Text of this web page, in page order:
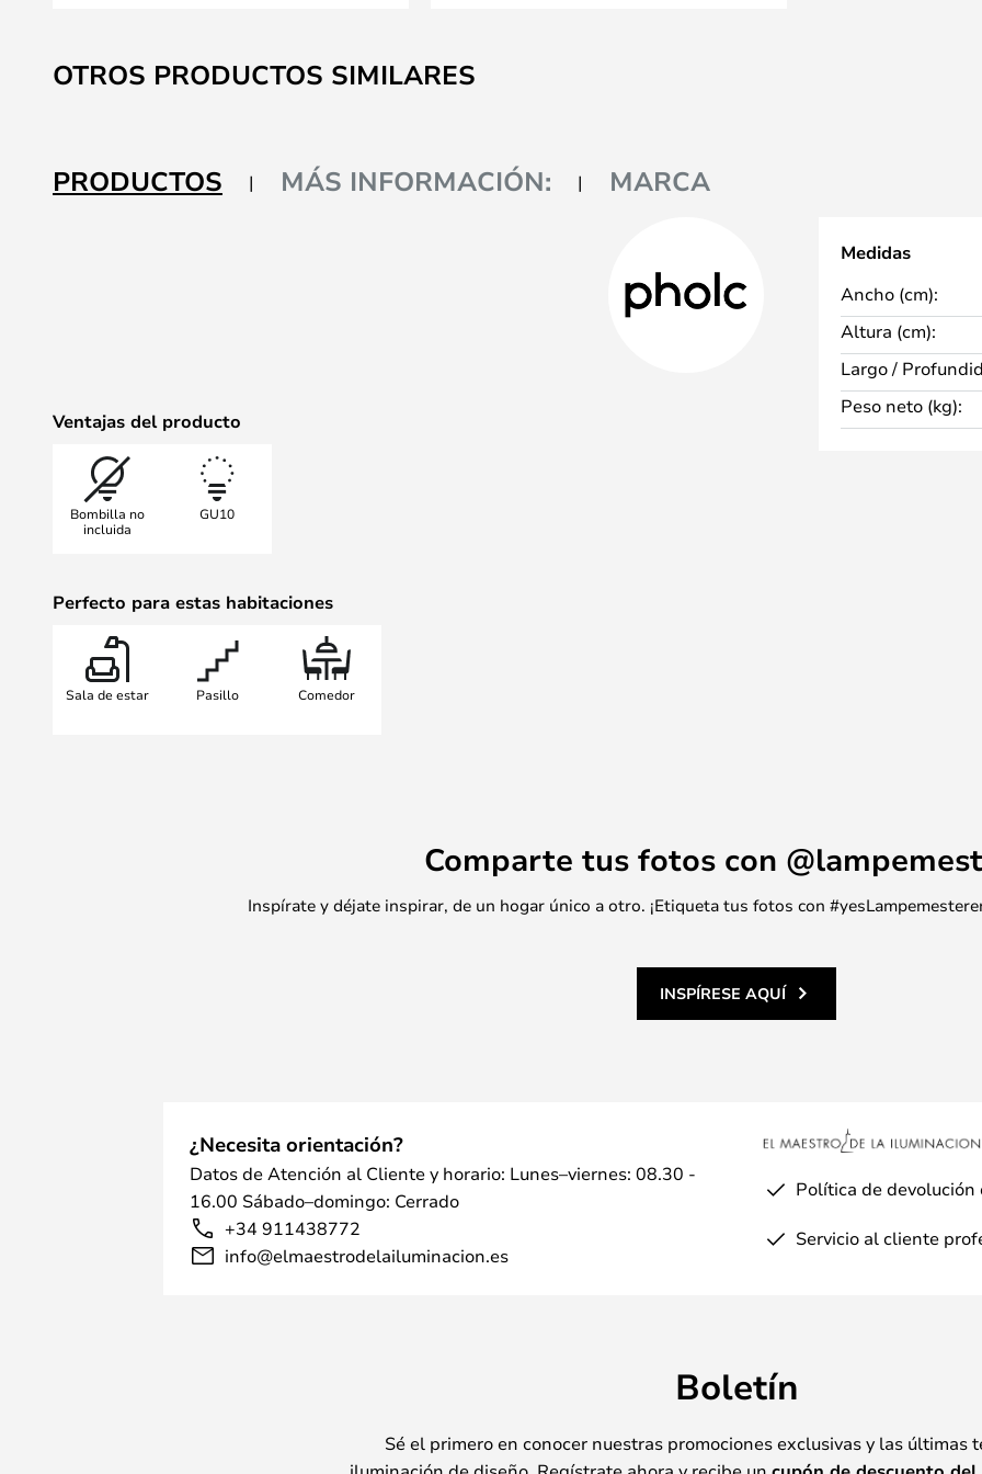
al
comienzo
galería
de
OTROS PRODUCTOS SIMILARES
PRODUCTOS MÁS INFORMACIÓN: MARCA
Ventajas del producto
Bombilla no
incluida
GU10
Perfecto para estas habitaciones
Sala de estar Pasillo Comedor
Medidas
Ancho (cm):
Altura (cm):
Largo /
Peso neto (kg):
Comparte tus fotos con
Inspírate y déjate inspirar, de un hogar único a otro. ¡Etiqueta tus fotos con
INSPÍRESE AQUÍ
¿Necesita orientación?
Datos de Atención al Cliente y horario: Lunes–viernes: 08.30 -
16.00 Sábado–domingo: Cerrado
+34 911438772
info@elmaestrodelailuminacion.es
Política de devolución
Servicio al cliente
Boletín
Sé el primero en conocer nuestras promociones exclusivas y las últimas